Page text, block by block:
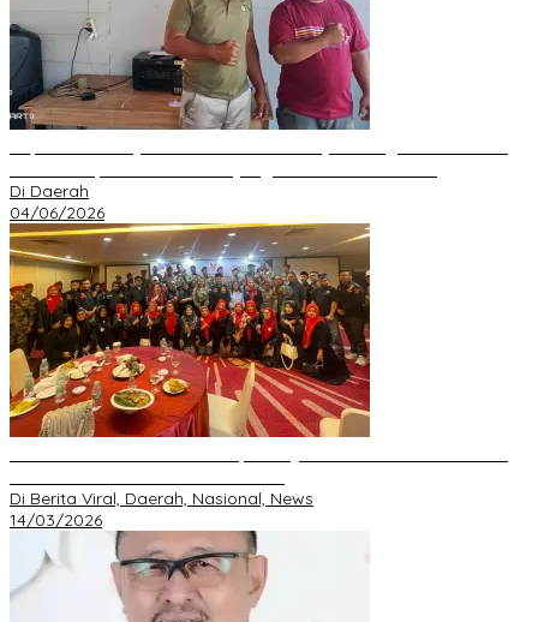
Di Daerah
04/06/2026
Di Berita Viral, Daerah, Nasional, News
14/03/2026